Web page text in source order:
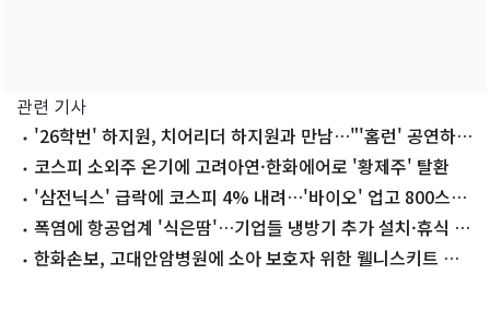
관련 기사
'26학번' 하지원, 치어리더 하지원과 만남…"'홈런' 공연하고
싶다"
코스피 소외주 온기에 고려아연·한화에어로 '황제주' 탈환
'삼전닉스' 급락에 코스피 4% 내려…'바이오' 업고 800스닥
회복[시황종합]
폭염에 항공업계 '식은땀'…기업들 냉방기 추가 설치·휴식 시
간 확대
한화손보, 고대안암병원에 소아 보호자 위한 웰니스키트 기